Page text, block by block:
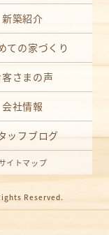
新築紹介
ての家づくり
さまの声
会社情報
ッフブログ
イトマップ
Reserved.